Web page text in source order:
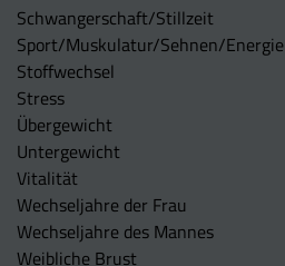
Schwangerschaft/Stillzeit
Sport/Muskulatur/Sehnen/Energie
Stoffwechsel
Stress
Übergewicht
Untergewicht
Vitalität
Wechseljahre der Frau
Wechseljahre des Mannes
Weibliche Brust